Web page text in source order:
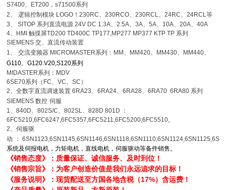
S7400
ET200，s71500系列
2
逻辑控制模块 LOGO ！230RC 、230RCO 、230RCL 、24RC 、24RCL等
3
SITOP 系列直流电源 24V DC 1.3A 、2.5A 、3A 、5A 10A 、20A 、40A
4
HMI触摸屏TD200 TD400C TP177,MP277 MP377 KTP TP 系列
SIEMENS交、直流传动装置
1
交流变频器 MICROMASTER系列： MM MM420 MM430 MM440
G110 、G120.V20,S120系列
MIDASTER系列： MDV
6SE70系列（ FC 、VC 、SC ）
2
、全数字直流调速装置 6RA23 、6RA24 、6RA28 、6RA70 6RA80 系列
SIEMENS数控 伺服
1
、840D 、802S/C 、802SL 、828D 801D
：
6FC5210,6FC6247,6FC5357,6FC5211,6FC5200,6FC5510,
2
、伺服驱
动
：
系统及伺报电机，力矩电机，直线电机，伺服驱动等备件销售。
《销售态度》：质量保证、诚信服务、及时到位！
《销售宗旨》：为客户创造价值是我们永远追求的目标！
《服务说明》：现货配送至方国各地含税（17%）含运费！